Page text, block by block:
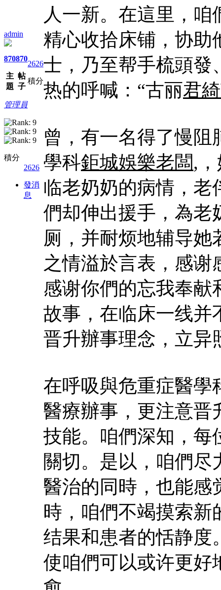
admin
870
主
題
870
帖
子
2626
積分
管理員
積分
2626
發消
息
人一新。在這里，
精心收拾床铺，协助
士，乃至帮手梳頭發
热的呼喊：“古丽君
曾，有一名得了慢阻
學科鉅城娛樂老闆,
临老奶奶的病情，老
們却伸出援手，為老
厕，并耐烦地辅导她
之情溢於言表，感谢
感谢你們的忘我奉献
故事，在临床一线并
晋升辦事理念，立异
在呼吸與危重症醫學
醫療辦事，更注意晋
技能。咱們深知，每
關切。是以，咱們
醫治的同時，也能感
時，咱們不竭摸索新
结果和患者的恬静度
使咱們可以或许更好